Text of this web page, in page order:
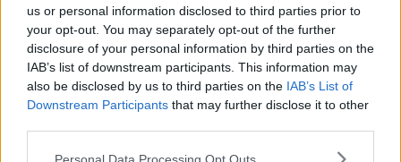
us or personal information disclosed to third parties prior to
your opt-out. You may separately opt-out of the further
disclosure of your personal information by third parties on the
IAB’s list of downstream participants. This information may
also be disclosed by us to third parties on the IAB’s List of
Downstream Participants that may further disclose it to other
Personal Data Processing Opt Outs
"Con l'iniziativa di oggi - ha dichiarato Gariglio - celebriamo non
soltanto la storicità di un legame che è sopravvissuto al passare del
tempo, ma intendiamo gettare uno sguardo anche al futuro e
traguardare le prospettive di sviluppo economico offerte
dall'apertura della Galleria di Base del San Gottardo, che potrebbe
permettere a Livorno di intercettare una quota parte dei flussi di
traffico verso la Svizzera e la Germania meridionale".